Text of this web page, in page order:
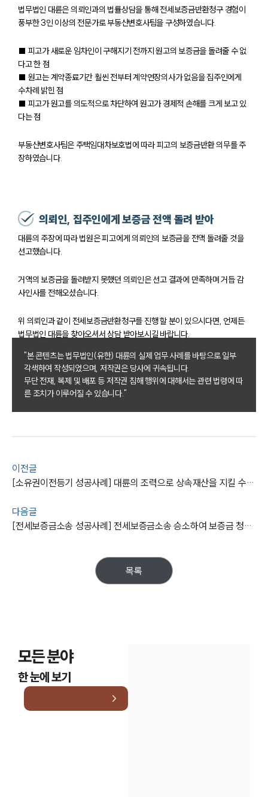
팀소개
팀소개
대륜의 강점
오시는 길
글로벌 파트너 로펌
AI대륜
사례분석/최신동향
법률지식인
건설부 업무
전체
구성원 소개
부동산전문변호사
법률 블로그
세미나
대륜법률상담예약
대륜법률상담예약
법무법인 대륜은 의뢰인과의 법률상담을 통해 전세보증금반환청구 경험이
풍부한 3인 이상의 전문가로 부동산변호사팀을 구성하였습니다.
■ 피고가 새로운 임차인이 구해지기 전까지 원고의 보증금을 돌려줄 수 없
다고 한 점
■ 원고는 계약종료기간 훨씬 전부터 계약연장의사가 없음을 집주인에게
수차례 밝힌 점
■ 피고가 원고를 의도적으로 차단하여 원고가 경제적 손해를 크게 보고 있
다는 점
부동산변호사팀은 주택임대차보호법에 따라 피고의 보증금반환 의무를 주
장하였습니다.
의뢰인, 집주인에게 보증금 전액 돌려 받아
대륜의 주장에 따라 법원은 피고에게 의뢰인의 보증금을 전액 돌려줄 것을
선고했습니다.
거액의 보증금을 돌려받지 못했던 의뢰인은 선고 결과에 만족하며 거듭 감
사인사를 전해오셨습니다.
위 의뢰인과 같이 전세보증금반환청구를 진행 할 분이 있으시다면, 언제든
법무법인 대륜을 찾아오셔서 상담 받아보시길 바랍니다.
"본 콘텐츠는 법무법인(유한) 대륜의 실제 업무 사례를 바탕으로 일부
각색하여 작성되었으며, 저작권은 당사에 귀속됩니다.
무단 전재, 복제 및 배포 등 저작권 침해 행위에 대해서는 관련 법령에 따
른 조치가 이루어질 수 있습니다."
이전글
[소유권이전등기 성공사례] 대륜의 조력으로 상속재산을 지킬 수 있게 된 의뢰인
다음글
[전세보증금소송 성공사례] 전세보증금소송 승소하여 보증금 청구 성공
목록
모든 분야
한 눈에 보기